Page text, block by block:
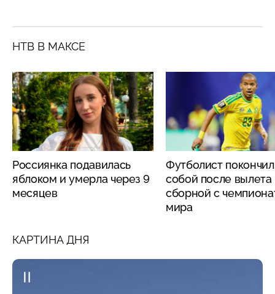
НТВ В МАКСЕ
Россиянка подавилась
яблоком и умерла через 9
месяцев
Футболист
собой после вылета
сборной с
мира
КАРТИНА ДНЯ